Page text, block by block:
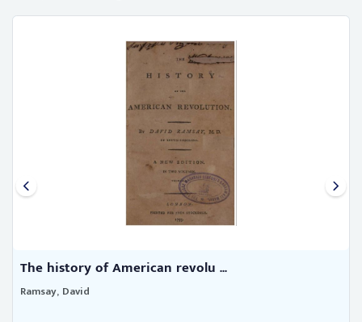
The history of American revolu ...
Ramsay, David